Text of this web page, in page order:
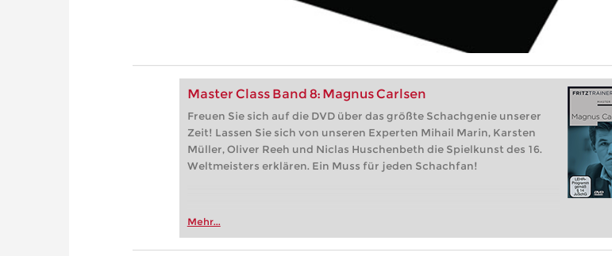
Master Class Band 8: Magnus Carlsen
Freuen Sie sich auf die DVD über das größte Schachgenie unserer
Zeit! Lassen Sie sich von unseren Experten Mihail Marin, Karsten
Müller, Oliver Reeh und Niclas Huschenbeth die Spielkunst des 16.
Weltmeisters erklären. Ein Muss für jeden Schachfan!
Mehr...